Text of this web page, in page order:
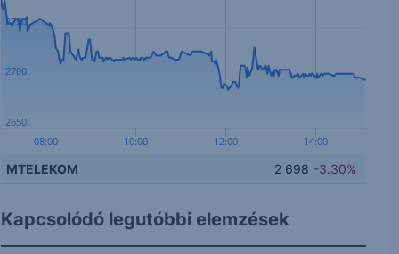
08:00 10:00 12:00 14:00
2650
2700
2750
MTELEKOM 2 698 -3.30%
Kapcsolódó legutóbbi elemzések